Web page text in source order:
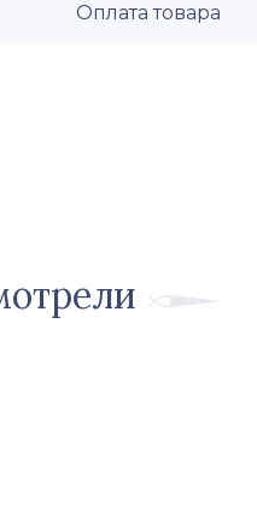
Оплата товара